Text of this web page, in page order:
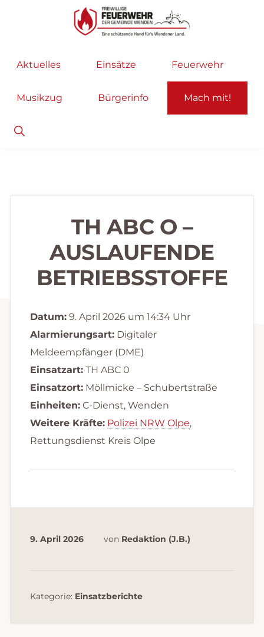
Hauptnavigation
Feuerwehr
helfen
selbstverständlich!
Aktuelles Einsätze Feuerwehr
Musikzug Bürgerinfo Mach mit!
Show
Search
TH ABC O –
AUSLAUFENDE
BETRIEBSSTOFFE
Datum:9. April 2026 um 14:34 Uhr
Alarmierungsart:Digitaler
Meldeempfänger (DME)
Einsatzart:TH ABC 0
Einsatzort:Möllmicke – Schubertstraße
Einheiten:C-Dienst, Wenden
Weitere Kräfte: Polizei NRW Olpe,
Rettungsdienst Kreis Olpe
9. April 2026 von Redaktion (J.B.)
Kategorie: Einsatzberichte